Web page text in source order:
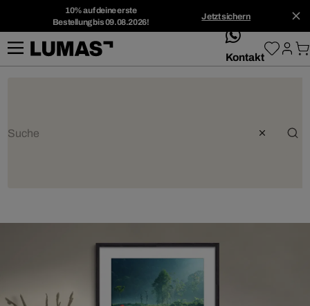
10% auf deine erste
Bestellung bis 09.08.2026!
Jetzt sichern
whatsApp
Kontakt